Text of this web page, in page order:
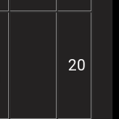
20